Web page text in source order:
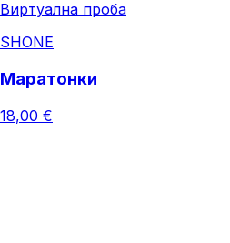
Виртуална проба
SHONE
Маратонки
18,00 €